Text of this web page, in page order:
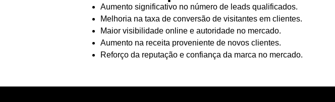
Aumento significativo no número de leads qualificados.
Melhoria na taxa de conversão de visitantes em clientes.
Maior visibilidade online e autoridade no mercado.
Aumento na receita proveniente de novos clientes.
Reforço da reputação e confiança da marca no mercado.